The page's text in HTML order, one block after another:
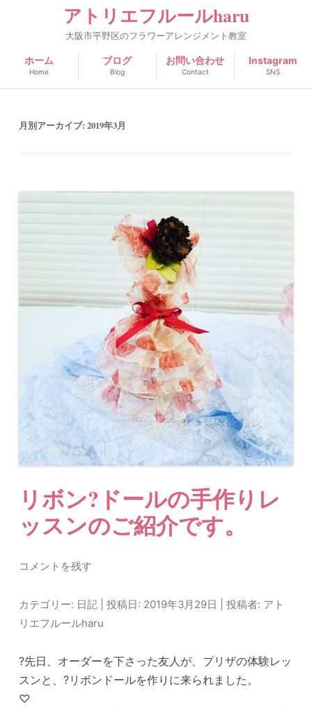
アトリエフルールharu
大阪市平野区のフラワーアレンジメント教室
ホーム
Home
ブログ
Blog
お問い合わせ
Contact
Instagram
SNS
月別アーカイブ:2019年3月
リボン?ドールの手作りレ
ッスンのご紹介です。
コメントを残す
カテゴリー: 日記 | 投稿日: 2019年3月29日 |投稿者: アト
リエフルールharu
?先日、オーダーを下さった友人が、プリザの体験レッ
スンと、?リボンドールを作りに来られました。
♡